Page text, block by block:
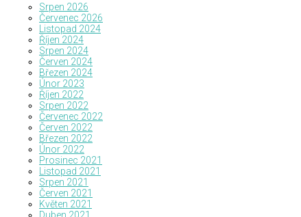
Srpen 2026
Červenec 2026
Listopad 2024
Říjen 2024
Srpen 2024
Červen 2024
Březen 2024
Únor 2023
Říjen 2022
Srpen 2022
Červenec 2022
Červen 2022
Březen 2022
Únor 2022
Prosinec 2021
Listopad 2021
Srpen 2021
Červen 2021
Květen 2021
Duben 2021